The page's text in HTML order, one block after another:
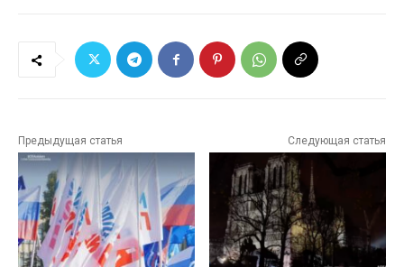
Предыдущая статья Следующая статья